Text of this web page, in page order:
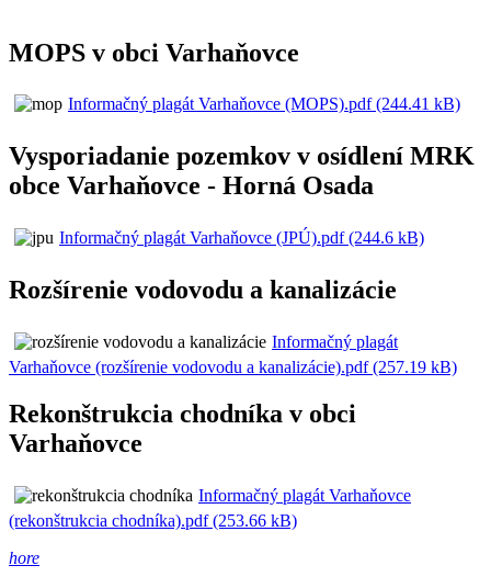
MOPS v obci Varhaňovce
Informačný plagát Varhaňovce (MOPS).pdf (244.41 kB)
Vysporiadanie pozemkov v osídlení MRK
obce Varhaňovce - Horná Osada
Informačný plagát Varhaňovce (JPÚ).pdf (244.6 kB)
Rozšírenie vodovodu a kanalizácie
Informačný plagát
Varhaňovce (rozšírenie vodovodu a kanalizácie).pdf (257.19 kB)
Rekonštrukcia chodníka v obci
Varhaňovce
Informačný plagát Varhaňovce
(rekonštrukcia chodníka).pdf (253.66 kB)
hore